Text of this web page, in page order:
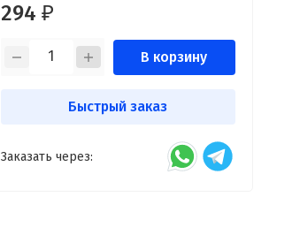
294 ₽
В корзину
Быстрый заказ
Заказать через: